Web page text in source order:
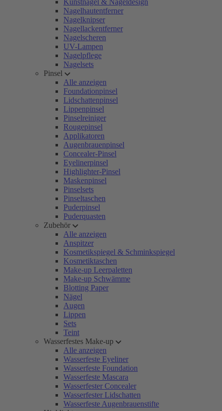
Kunstnägel & Nageldesign
Nagelhautentferner
Nagelknipser
Nagellackentferner
Nagelscheren
UV-Lampen
Nagelpflege
Nagelsets
Pinsel
Alle anzeigen
Foundationpinsel
Lidschattenpinsel
Lippenpinsel
Pinselreiniger
Rougepinsel
Applikatoren
Augenbrauenpinsel
Concealer-Pinsel
Eyelinerpinsel
Highlighter-Pinsel
Maskenpinsel
Pinselsets
Pinseltaschen
Puderpinsel
Puderquasten
Zubehör
Alle anzeigen
Anspitzer
Kosmetikspiegel & Schminkspiegel
Kosmetiktaschen
Make-up Leerpaletten
Make-up Schwämme
Blotting Paper
Nägel
Augen
Lippen
Sets
Teint
Wasserfestes Make-up
Alle anzeigen
Wasserfeste Eyeliner
Wasserfeste Foundation
Wasserfeste Mascara
Wasserfester Concealer
Wasserfester Lidschatten
Wasserfeste Augenbrauenstifte